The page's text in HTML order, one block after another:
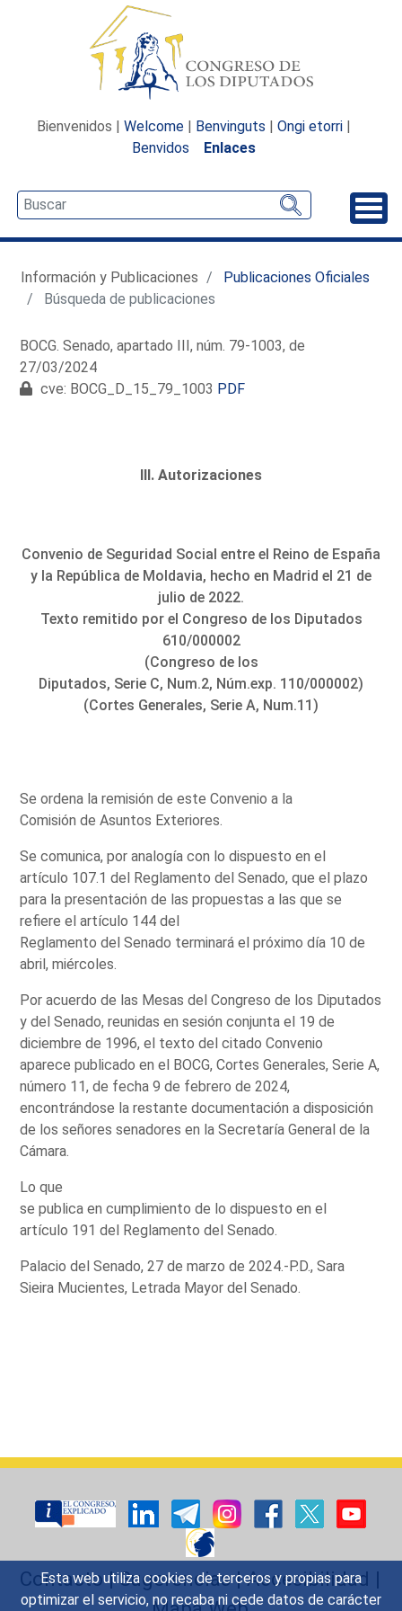
Esta web utiliza cookies de terceros y propias para
optimizar el servicio, no recaba ni cede datos de carácter
Bienvenidos | Welcome | Benvinguts | Ongi etorri |
Benvidos
Enlaces
Información y Publicaciones
Publicaciones Oficiales
Búsqueda de publicaciones
BOCG. Senado, apartado III, núm. 79-1003, de
27/03/2024
cve: BOCG_D_15_79_1003 PDF
III. Autorizaciones
Convenio de Seguridad Social entre el Reino de España
y la República de Moldavia, hecho en Madrid el 21 de
julio de 2022.
Texto remitido por el Congreso de los Diputados
610/000002
(Congreso de los
Diputados, Serie C, Num.2, Núm.exp. 110/000002)
(Cortes Generales, Serie A, Num.11)
Se ordena la remisión de este Convenio a la
Comisión de Asuntos Exteriores.
Se comunica, por analogía con lo dispuesto en el
artículo 107.1 del Reglamento del Senado, que el plazo
para la presentación de las propuestas a las que se
refiere el artículo 144 del
Reglamento del Senado terminará el próximo día 10 de
abril, miércoles.
Por acuerdo de las Mesas del Congreso de los Diputados
y del Senado, reunidas en sesión conjunta el 19 de
diciembre de 1996, el texto del citado Convenio
aparece publicado en el BOCG, Cortes Generales, Serie A,
número 11, de fecha 9 de febrero de 2024,
encontrándose la restante documentación a disposición
de los señores senadores en la Secretaría General de la
Cámara.
Lo que
se publica en cumplimiento de lo dispuesto en el
artículo 191 del Reglamento del Senado.
Palacio del Senado, 27 de marzo de 2024.-P.D., Sara
Sieira Mucientes, Letrada Mayor del Senado.
Contacto|Sugerencias|Accesibilidad |